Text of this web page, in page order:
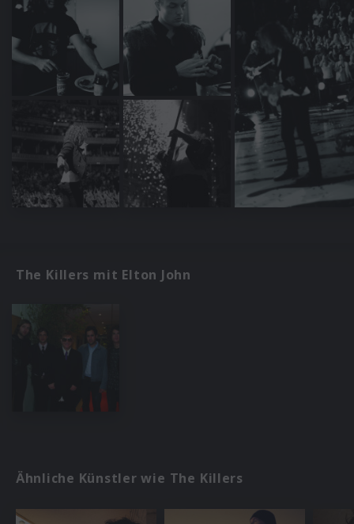
The Killers mit Elton John
Ähnliche Künstler wie The Killers